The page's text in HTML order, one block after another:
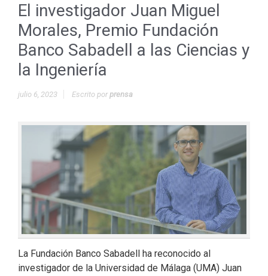
El investigador Juan Miguel
Morales, Premio Fundación
Banco Sabadell a las Ciencias y
la Ingeniería
julio 6, 2023 Escrito porprensa
La Fundación Banco Sabadell ha reconocido al
investigador de la Universidad de Málaga (UMA) Juan